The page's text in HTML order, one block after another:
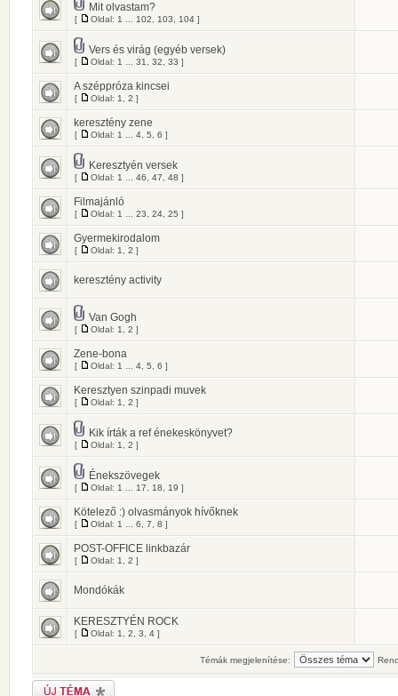
Mit olvastam?
[ Oldal: 1 102 103 104 ]
Vers és virág (egyéb versek)
[ Oldal: 1 31 32 33 ]
A széppróza kincsei
[ Oldal: 1 2 ]
keresztény zene
[ Oldal: 1 4 5 6 ]
Keresztyén versek
[ Oldal: 1 46 47 48 ]
Filmajánló
[ Oldal: 1 23 24 25 ]
Gyermekirodalom
[ Oldal: 1 2 ]
keresztény activity
Van Gogh
[ Oldal: 1 2 ]
Zene-bona
[ Oldal: 1 4 5 6 ]
Keresztyen szinpadi muvek
[ Oldal: 1 2 ]
Kik írták a ref énekeskönyvet?
[ Oldal: 1 2 ]
Énekszövegek
[ Oldal: 1 17 18 19 ]
Kötelező :) olvasmányok hívőknek
[ Oldal: 1 6 7 8 ]
POST-OFFICE linkbazár
[ Oldal: 1 2 ]
Mondókák
KERESZTYÉN ROCK
[ Oldal: 1 2 3 4 ]
Témák megjelenítése: